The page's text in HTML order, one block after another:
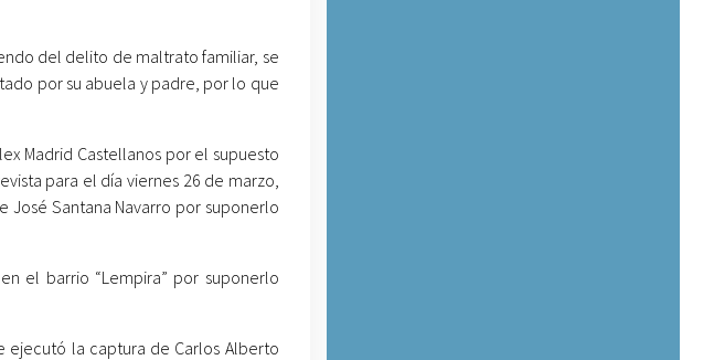
del delito de maltrato familiar, se
por su abuela y padre, por lo que
Madrid Castellanos por el supuesto
para el día viernes 26 de marzo,
Santana Navarro por suponerlo
el barrio “Lempira” por suponerlo
ejecutó la captura de Carlos Alberto